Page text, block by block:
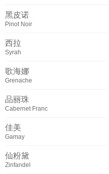
黑皮诺
Pinot Noir
西拉
Syrah
歌海娜
Grenache
品丽珠
Cabernet Franc
佳美
Gamay
仙粉黛
Zinfandel